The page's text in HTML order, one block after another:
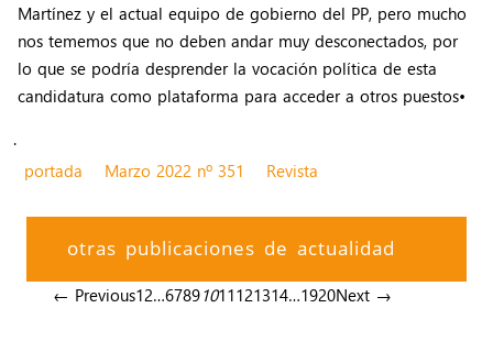
Martínez y el actual equipo de gobierno del PP, pero mucho
nos tememos que no deben andar muy desconectados, por
lo que se podría desprender la vocación política de esta
candidatura como plataforma para acceder a otros puestos•
.
portada
Marzo 2022 nº 351 Revista
otras publicaciones de actualidad
← Previous12…67891011121314…1920Next →